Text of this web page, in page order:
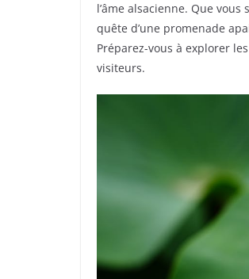
l’âme alsacienne. Que
quête d’une promenade
Préparez-vous à explorer les
visiteurs.